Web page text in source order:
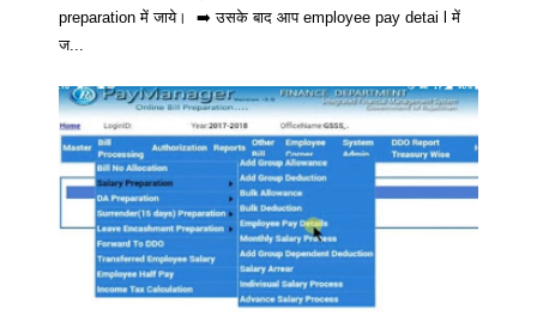
preparation में जाये। ➡️ उसके बाद आप employee pay detai l में
ज...